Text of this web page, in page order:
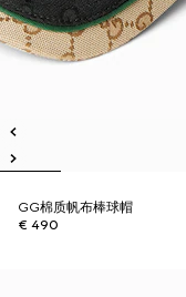
GG棉质帆布棒球帽
€ 490